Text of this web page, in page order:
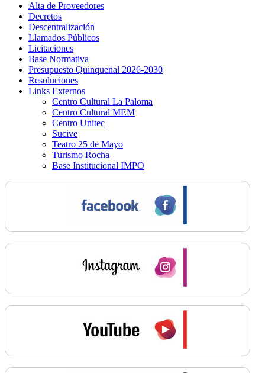
Alta de Proveedores
Decretos
Descentralización
Llamados Públicos
Licitaciones
Base Normativa
Presupuesto Quinquenal 2026-2030
Resoluciones
Links Externos
Centro Cultural La Paloma
Centro Cultural MEM
Centro Unitec
Sucive
Teatro 25 de Mayo
Turismo Rocha
Base Institucional IMPO